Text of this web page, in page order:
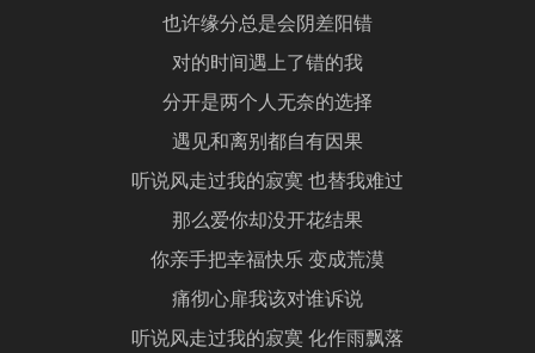
也许缘分总是会阴差阳错
对的时间遇上了错的我
分开是两个人无奈的选择
遇见和离别都自有因果
听说风走过我的寂寞 也替我难过
那么爱你却没开花结果
你亲手把幸福快乐 变成荒漠
痛彻心扉我该对谁诉说
听说风走过我的寂寞 化作雨飘落